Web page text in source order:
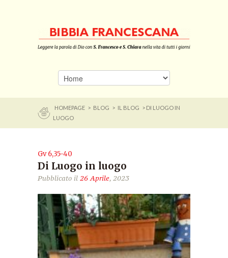
HOMEPAGE > BLOG > IL BLOG
> DI LUOGO IN
LUOGO
Gv 6,35-40
Di Luogo in luogo
Pubblicato il 26 Aprile, 2023